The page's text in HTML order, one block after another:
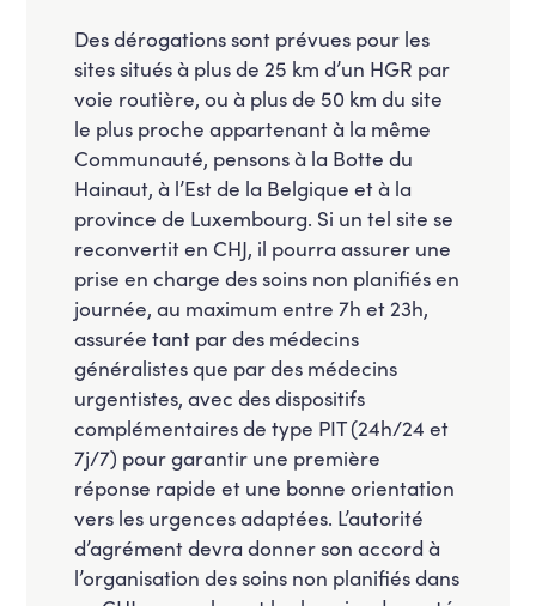
Des dérogations sont prévues pour les
sites situés à plus de 25 km d’un HGR par
voie routière, ou à plus de 50 km du site
le plus proche appartenant à la même
Communauté, pensons à la Botte du
Hainaut, à l’Est de la Belgique et à la
province de Luxembourg. Si un tel site se
reconvertit en CHJ, il pourra assurer une
prise en charge des soins non planifiés en
journée, au maximum entre 7h et 23h,
assurée tant par des médecins
généralistes que par des médecins
urgentistes, avec des dispositifs
complémentaires de type PIT (24h/24 et
7j/7) pour garantir une première
réponse rapide et une bonne orientation
vers les urgences adaptées. L’autorité
d’agrément devra donner son accord à
l’organisation des soins non planifiés dans